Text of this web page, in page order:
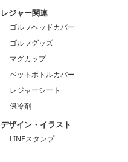
レジャー関連
ゴルフヘッドカバー
ゴルフグッズ
マグカップ
ペットボトルカバー
レジャーシート
保冷剤
デザイン・イラスト
LINEスタンプ